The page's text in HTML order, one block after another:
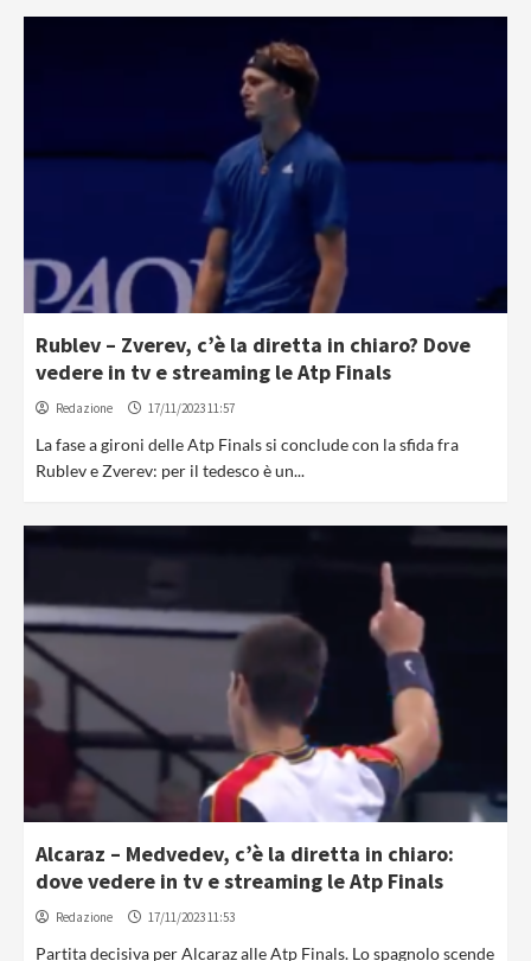
Rublev – Zverev, c’è la diretta in chiaro? Dove
vedere in tv e streaming le Atp Finals
Redazione 17/11/2023 11:57
La fase a gironi delle Atp Finals si conclude con la sfida fra
Rublev e Zverev: per il tedesco è un...
Alcaraz – Medvedev, c’è la diretta in chiaro:
dove vedere in tv e streaming le Atp Finals
Redazione 17/11/2023 11:53
Partita decisiva per Alcaraz alle Atp Finals. Lo spagnolo scende